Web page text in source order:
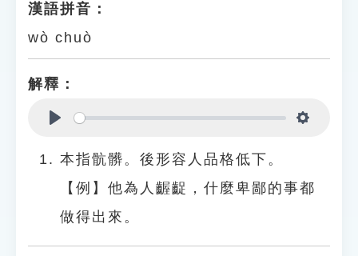
貓頭鷹博士
漢語拼音：
wò chuò
解釋：
本指骯髒。後形容人品格低下。
【例】他為人齷齪，什麼卑鄙的事都
做得出來。